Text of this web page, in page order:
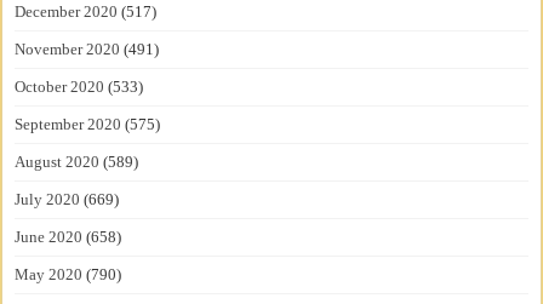
December 2020 (517)
November 2020 (491)
October 2020 (533)
September 2020 (575)
August 2020 (589)
July 2020 (669)
June 2020 (658)
May 2020 (790)